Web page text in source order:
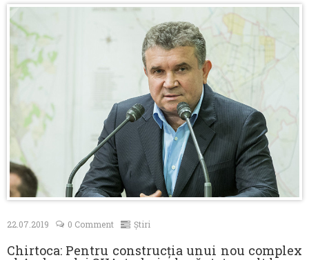
Despre mine
Contacte
22.07.2019 0 Comment Știri
Chirtoca: Pentru construcția unui nou complex